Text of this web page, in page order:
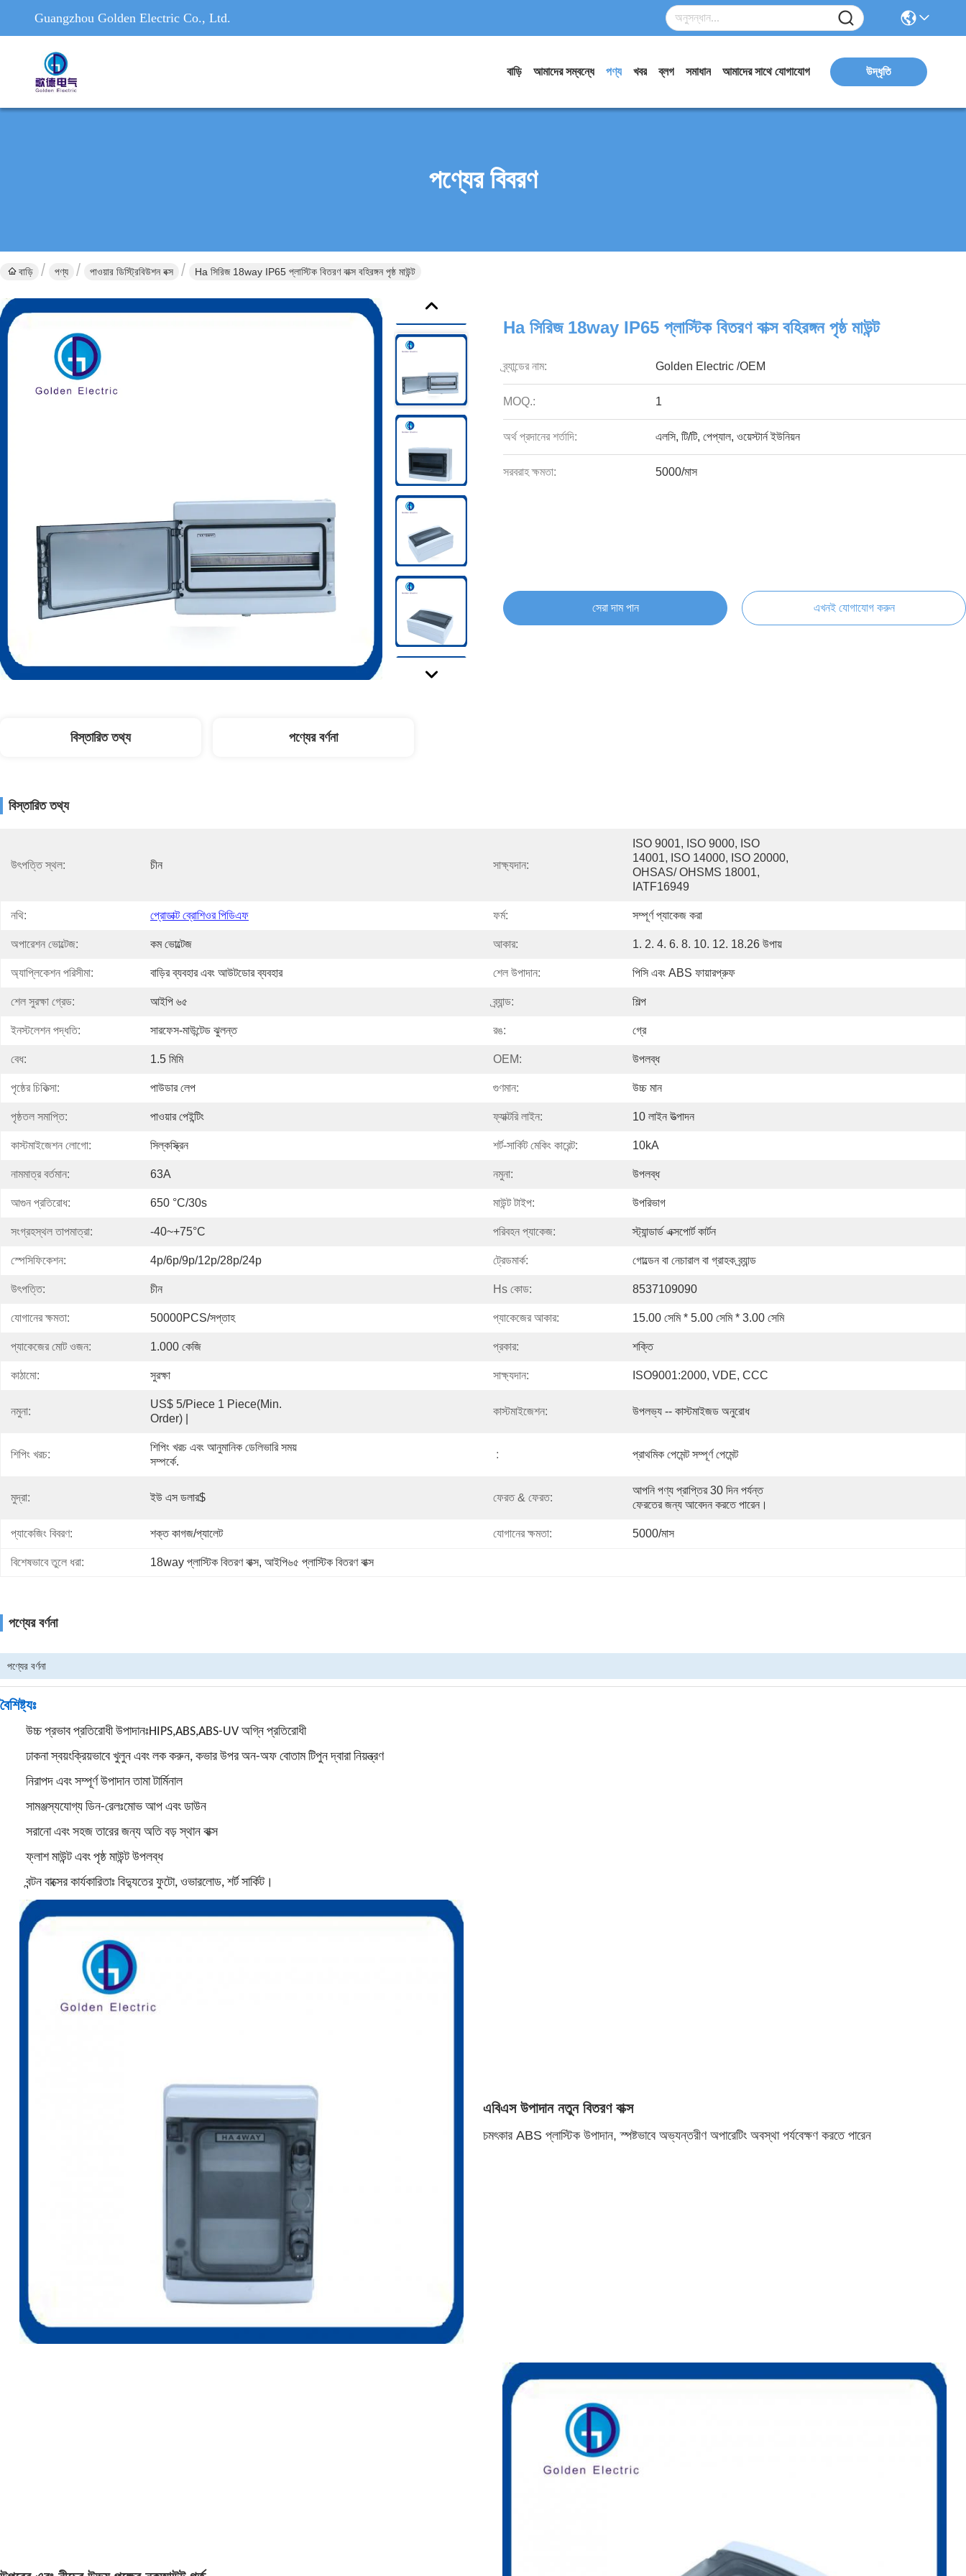
Guangzhou Golden Electric Co., Ltd.
বাড়ি আমাদের সম্বন্ধে পণ্য খবর ব্লগ সমাধান আমাদের সাথে যোগাযোগ উদ্ধৃতি
পণ্যের বিবরণ
বাড়ি পণ্য পাওয়ার ডিস্ট্রিবিউশন বক্স Ha সিরিজ 18way IP65 প্লাস্টিক বিতরণ বাক্স বহিরঙ্গন পৃষ্ঠ মাউন্ট
Ha সিরিজ 18way IP65 প্লাস্টিক বিতরণ বাক্স বহিরঙ্গন পৃষ্ঠ মাউন্ট
ব্র্যান্ডের নাম: Golden Electric /OEM
MOQ.: 1
অর্থ প্রদানের শর্তাদি: এলসি, টি/টি, পেপ্যাল, ওয়েস্টার্ন ইউনিয়ন
সরবরাহ ক্ষমতা: 5000/মাস
সেরা দাম পান এখনই যোগাযোগ করুন
বিস্তারিত তথ্য পণ্যের বর্ণনা
বিস্তারিত তথ্য
উৎপত্তি স্থল: চীন সাক্ষ্যদান:
ISO 9001, ISO 9000, ISO
14001, ISO 14000, ISO 20000,
OHSAS/ OHSMS 18001,
IATF16949
নথি: প্রোডাক্ট ব্রোশিওর পিডিএফ ফর্ম: সম্পূর্ণ প্যাকেজ করা
অপারেশন ভোল্টেজ: কম ভোল্টেজ আকার: 1. 2. 4. 6. 8. 10. 12. 18.26 উপায়
অ্যাপ্লিকেশন পরিসীমা: বাড়ির ব্যবহার এবং আউটডোর ব্যবহার শেল উপাদান: পিসি এবং ABS ফায়ারপ্রুফ
শেল সুরক্ষা গ্রেড: আইপি ৬৫ ব্র্যান্ড: শিল্প
ইনস্টলেশন পদ্ধতি: সারফেস-মাউন্টেড ঝুলন্ত রঙ: গ্রে
বেধ: 1.5 মিমি OEM: উপলব্ধ
পৃষ্ঠের চিকিত্সা: পাউডার লেপ গুণমান: উচ্চ মান
পৃষ্ঠতল সমাপ্তি: পাওয়ার পেইন্টিং ফ্যাক্টরি লাইন: 10 লাইন উত্পাদন
কাস্টমাইজেশন লোগো: সিল্কস্ক্রিন শর্ট-সার্কিট মেকিং কারেন্ট: 10kA
নামমাত্র বর্তমান: 63A নমুনা: উপলব্ধ
আগুন প্রতিরোধ: 650 °c/30s মাউন্ট টাইপ: উপরিভাগ
সংগ্রহস্থল তাপমাত্রা: -40~+75°C পরিবহন প্যাকেজ: স্ট্যান্ডার্ড এক্সপোর্ট কার্টন
স্পেসিফিকেশন: 4p/6p/9p/12p/28p/24p ট্রেডমার্ক: গোল্ডেন বা নেচারাল বা গ্রাহক ব্র্যান্ড
উৎপত্তি: চীন Hs কোড: 8537109090
যোগানের ক্ষমতা: 50000PCS/সপ্তাহ প্যাকেজের আকার: 15.00 সেমি * 5.00 সেমি * 3.00 সেমি
প্যাকেজের মোট ওজন: 1.000 কেজি প্রকার: শক্তি
কাঠামো: সুরক্ষা সাক্ষ্যদান: ISO9001:2000, VDE, CCC
নমুনা:
US$ 5/Piece 1 Piece(min.
Order) |
কাস্টমাইজেশন: উপলভ্য -- কাস্টমাইজড অনুরোধ
শিপিং খরচ:
শিপিং খরচ এবং আনুমানিক ডেলিভারি সময়
সম্পর্কে.
: প্রাথমিক পেমেন্ট সম্পূর্ণ পেমেন্ট
মুদ্রা: ইউ এস ডলার$ ফেরত & ফেরত:
আপনি পণ্য প্রাপ্তির 30 দিন পর্যন্ত
ফেরতের জন্য আবেদন করতে পারেন।
প্যাকেজিং বিবরণ: শক্ত কাগজ/প্যালেট যোগানের ক্ষমতা: 5000/মাস
বিশেষভাবে তুলে ধরা: 18way প্লাস্টিক বিতরণ বাক্স, আইপি৬৫ প্লাস্টিক বিতরণ বাক্স
পণ্যের বর্ণনা
পণ্যের বর্ণনা
বৈশিষ্ট্যঃ
উচ্চ প্রভাব প্রতিরোধী উপাদানঃHIPS,ABS,ABS-UV অগ্নি প্রতিরোধী
ঢাকনা স্বয়ংক্রিয়ভাবে খুলুন এবং লক করুন, কভার উপর অন-অফ বোতাম টিপুন দ্বারা নিয়ন্ত্রণ
নিরাপদ এবং সম্পূর্ণ উপাদান তামা টার্মিনাল
সামঞ্জস্যযোগ্য ডিন-রেলঃমোভ আপ এবং ডাউন
সরানো এবং সহজ তারের জন্য অতি বড় স্থান বাক্স
ফ্লাশ মাউন্ট এবং পৃষ্ঠ মাউন্ট উপলব্ধ
বন্টন বাক্সের কার্যকারিতাঃ বিদ্যুতের ফুটো, ওভারলোড, শর্ট সার্কিট।
এবিএস উপাদান নতুন বিতরণ বাক্স
চমৎকার ABS প্লাস্টিক উপাদান, স্পষ্টভাবে অভ্যন্তরীণ অপারেটিং অবস্থা পর্যবেক্ষণ করতে পারেন